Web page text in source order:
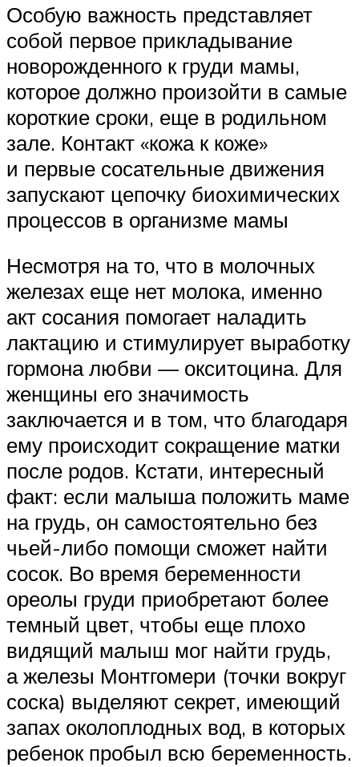
Особую важность представляет
собой первое прикладывание
новорожденного к груди мамы,
которое должно произойти в самые
короткие сроки, еще в родильном
зале. Контакт «кожа к коже»
и первые сосательные движения
запускают цепочку биохимических
процессов в организме мамы
Несмотря на то, что в молочных
железах еще нет молока, именно
акт сосания помогает наладить
лактацию и стимулирует выработку
гормона любви — окситоцина. Для
женщины его значимость
заключается и в том, что благодаря
ему происходит сокращение матки
после родов. Кстати, интересный
факт: если малыша положить маме
на грудь, он самостоятельно без
чьей-либо помощи сможет найти
сосок. Во время беременности
ореолы груди приобретают более
темный цвет, чтобы еще плохо
видящий малыш мог найти грудь,
а железы Монтгомери (точки вокруг
соска) выделяют секрет, имеющий
запах околоплодных вод, в которых
ребенок пробыл всю беременность.